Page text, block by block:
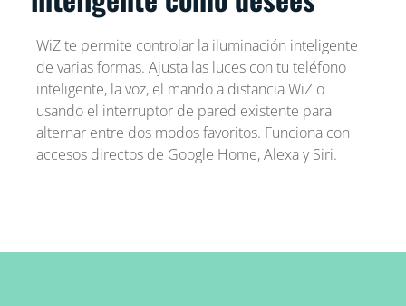
WiZ te permite controlar la iluminación inteligente
de varias formas. Ajusta las luces con tu teléfono
inteligente, la voz, el mando a distancia WiZ o
usando el interruptor de pared existente para
alternar entre dos modos favoritos. Funciona con
accesos directos de Google Home, Alexa y Siri.